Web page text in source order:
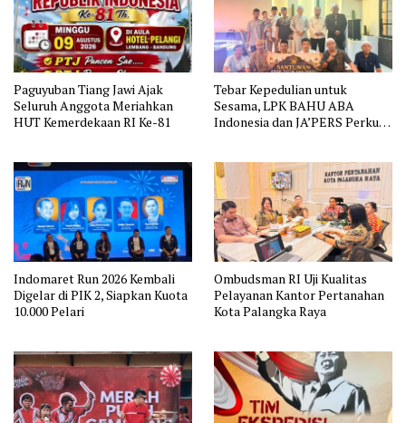
Paguyuban Tiang Jawi Ajak
Seluruh Anggota Meriahkan
HUT Kemerdekaan RI Ke-81
Tebar Kepedulian untuk
Sesama, LPK BAHU ABA
Indonesia dan JA’PERS Perkuat
Indomaret Run 2026 Kembali
Digelar di PIK 2, Siapkan Kuota
10.000 Pelari
Ombudsman RI Uji Kualitas
Pelayanan Kantor Pertanahan
Kota Palangka Raya